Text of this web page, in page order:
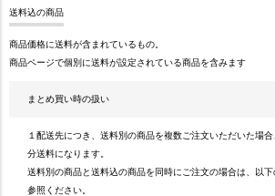
送料込の商品
商品価格に送料が含まれているもの。
商品ページで個別に送料が設定されている商品を含みます
まとめ買い時の扱い
１配送先につき、送料別の商品を複数ご注文いただいた場
分送料になります。
送料別の商品と送料込の商品を同時にご注文の場合は、以
参照ください。